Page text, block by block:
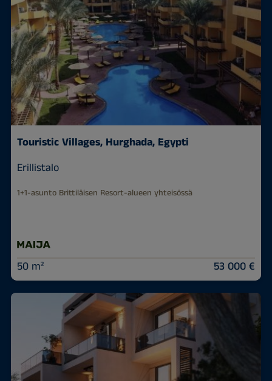
Touristic Villages, Hurghada, Egypti
Erillistalo
1+1-asunto Brittiläisen Resort-alueen yhteisössä
50 m² 53 000 €